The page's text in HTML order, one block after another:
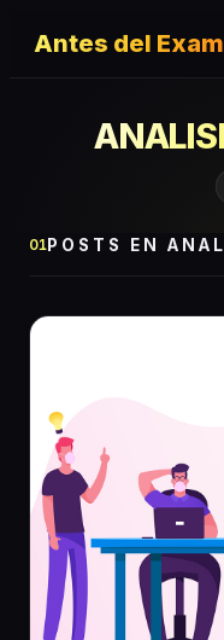
Antes del
01POSTS EN